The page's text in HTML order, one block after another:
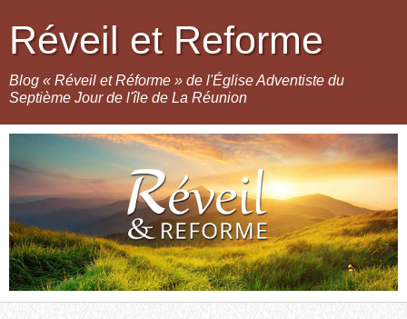
Réveil et Reforme
Blog « Réveil et Réforme » de l'Église Adventiste du
Septième Jour de l'île de La Réunion